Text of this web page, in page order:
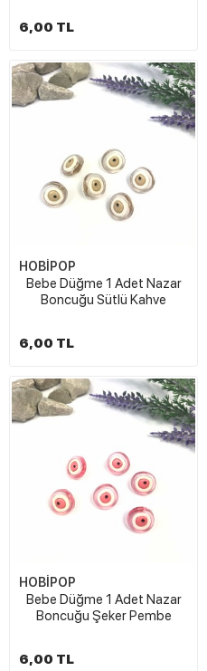
6,00 TL
HOBİPOP
Bebe Düğme 1 Adet Nazar
Boncuğu Sütlü Kahve
6,00 TL
HOBİPOP
Bebe Düğme 1 Adet Nazar
Boncuğu Şeker Pembe
6,00 TL